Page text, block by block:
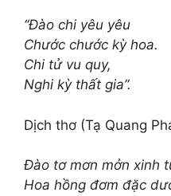
“Đào chi yêu yêu
Chước chước kỳ hoa.
Chi tử vu quy,
Nghi kỳ thất gia”.
Dịch thơ (Tạ Quang
Đào tơ mơn mởn xinh
Hoa hồng đơm đặc